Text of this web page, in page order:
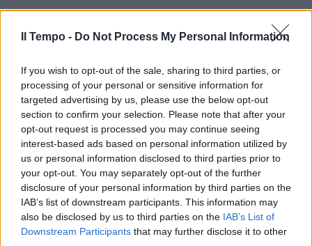
Il Tempo - Do Not Process My Personal Information
If you wish to opt-out of the sale, sharing to third parties, or
processing of your personal or sensitive information for
targeted advertising by us, please use the below opt-out
section to confirm your selection. Please note that after your
opt-out request is processed you may continue seeing
interest-based ads based on personal information utilized by
us or personal information disclosed to third parties prior to
your opt-out. You may separately opt-out of the further
disclosure of your personal information by third parties on the
IAB’s list of downstream participants. This information may
also be disclosed by us to third parties on the IAB’s List of
Downstream Participants that may further disclose it to other
"Coppa Italia Frecciarossa"
22/11/2021
STOP AL DISTANZIAMENTO
Via al pienone sui treni:
occupabile il 100% dei posti.
Scienziati in rivolta
01/08/2020
FERROVIE DELLO STATO